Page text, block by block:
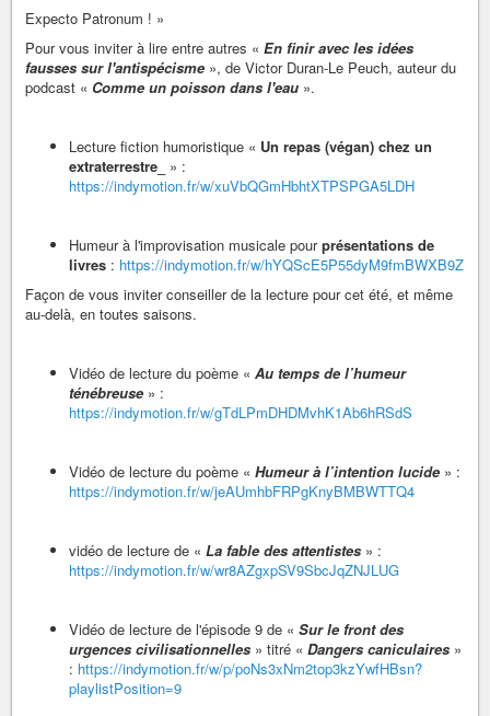
Expecto Patronum ! »
Pour vous inviter à lire entre autres « En finir avec les idées
fausses sur l'antispécisme », de Victor Duran-Le Peuch, auteur du
podcast « Comme un poisson dans l'eau ».
Lecture fiction humoristique « Un repas (végan) chez un
extraterrestre_
» :
https://indymotion.fr/w/xuVbQGmHbhtXTPSPGA5LDH
Humeur à l'improvisation musicale pourprésentations de
livres : https://indymotion.fr/w/hYQScE5P55dyM9fmBWXB9Z
Façon de vous inviter conseiller de la lecture pour cet été, et même
au-delà, en toutes saisons.
Vidéo de lecture du poème « Au temps de l’humeur
ténébreuse » :
https://indymotion.fr/w/gTdLPmDHDMvhK1Ab6hRSdS
Vidéo de lecture du poème « Humeur à l’intention lucide » :
https://indymotion.fr/w/jeAUmhbFRPgKnyBMBWTTQ4
vidéo de lecture de « La fable des attentistes » :
https://indymotion.fr/w/wr8AZgxpSV9SbcJqZNJLUG
Vidéo de lecture de l'épisode 9 de « Sur le front des
urgences civilisationnelles » titré « Dangers caniculaires »
: https://indymotion.fr/w/p/poNs3xNm2top3kzYwfHBsn?
playlistPosition=9